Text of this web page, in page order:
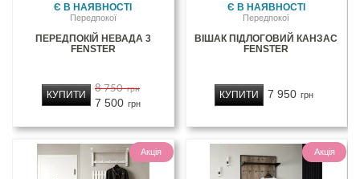
Є В НАЯВНОСТІ
Передпокої
ПЕРЕДПОКІЙ НЕВАДА 3
FENSTER
8 750 грн
7 500 грн
КУПИТИ
Є В НАЯВНОСТІ
Передпокої
ВІШАК ПІДЛОГОВИЙ КАНЗАС
FENSTER
7 950 грн
КУПИТИ
Акція Акція